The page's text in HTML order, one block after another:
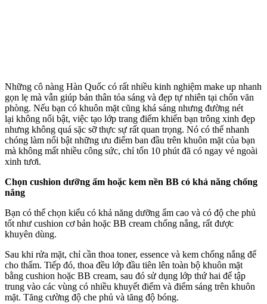
Những cô nàng Hàn Quốc có rất nhiều kinh nghiệm make up nhanh
gọn lẹ mà vẫn giúp bản thân tỏa sáng và đẹp tự nhiên tại chốn văn
phòng. Nếu bạn có khuôn mặt cũng khá sáng nhưng đường nét
lại không nổi bật, việc tạo lớp trang điểm khiến bạn trông xinh đẹp
nhưng không quá sặc sỡ thực sự rất quan trọng. Nó có thể nhanh
chóng làm nổi bật những ưu điểm ban đầu trên khuôn mặt của bạn
mà không mất nhiều công sức, chỉ tốn 10 phút đã có ngay vẻ ngoài
xinh tươi.
Chọn cushion dưỡng ẩm hoặc kem nền BB có khả năng chống
nắng
Bạn có thể chọn kiểu có khả năng dưỡng ẩm cao và có độ che phủ
tốt như cushion cơ bản hoặc BB cream chống nắng, rất được
khuyên dùng.
Sau khi rửa mặt, chỉ cần thoa toner, essence và kem chống nắng để
cho thấm. Tiếp đó, thoa đều lớp đầu tiên lên toàn bộ khuôn mặt
bằng cushion hoặc BB cream, sau đó sử dụng lớp thứ hai để tập
trung vào các vùng có nhiều khuyết điểm và điểm sáng trên khuôn
mặt. Tăng cường độ che phủ và tăng độ bóng.